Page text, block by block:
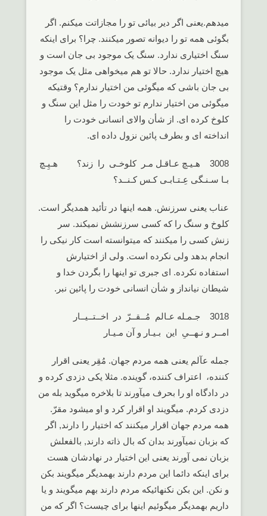
میدهم.یعنی اگر دیر بیائی تو را مجازاتت میکنم. اگر
بگوئی همه تو را دیوانه تصور میکنند. چرا؟ برای اینکه
سنگ اختیاری ندارد. سنگ یک موجود بی جان است و
هیچ اختیار ندارد. حالا تو هم میخواهی مثل یک موجود
بی جان باشی که میگوئی من اختیار ندارم؟ وقتیکه
میگوئی من اختیار ندارم تو خودت را مثل این سنگ و
کلوخ کرده ای. از شأن والای انسانی خودت را
انداخته ای و بطرف پائین نزول داده ای.
3008 هـیـچ عـاقـل مـر کلوخـی را زند؟ هـیِـچ
بـا سـنـگی عِـتـابـی کـس کـنــد؟
عناب یعنی سرزنش. همه اینها در تأئید همدیگر است.
کلوخ و سنگ را که کسی سرزنشش نمیکند. سر
زنش کسی را میکنند که میتوانسته است کار نیکی را
انجام بدهد ولی نکرده است. ولی از اختیارش
استفاده نکرده. ای جبری تو اینها را بگردن خدا و
شیطان نیانداز و شأن انسانی خودت را پائین نبر.
3018 جـمـله عـالم مُــقــرّ در اخــتــیــار
امــر و نـهــیِ این بـیـار و آن مـیـار
جمله عآلم یعنی همه مردم جهان. مُقِر یعنی اقرار
کننده، اعتراف کننده، گوینده. مثلا یکی دزدی کرده و
در دادگاه او را بحرف میآورند تا بلاخره میگوید بله من
دزدی کردم. میگویند او اقرار کرد و او میشود مقرّ.
همه مردم جهان اقرار میکنند که اختیار را دارند, اگر
که بزبان نمیآورند بدان که بال ذاته دارند, بالفعلش
بزبان نمی آورند یعنی این اختیار در نهادشان هست
برای اینکه دائما این مردم دارند بهمدیگر میگویند بکن
و نکن. این بکن نکنهائیکه مردم دارند بهم میگویند و یا
داریم بهمدیگر میگوئیم اینها برای چیست؟ اگر که من